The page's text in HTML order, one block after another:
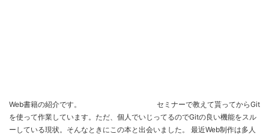
Web書籍の紹介です。
セミナーで教えて貰ってからGit
を使って作業しています。ただ、個人でいじってるのでGitの良い機能をスル
ーしている現状。そんなときにこの本と出会いました。 最近Web制作は多人